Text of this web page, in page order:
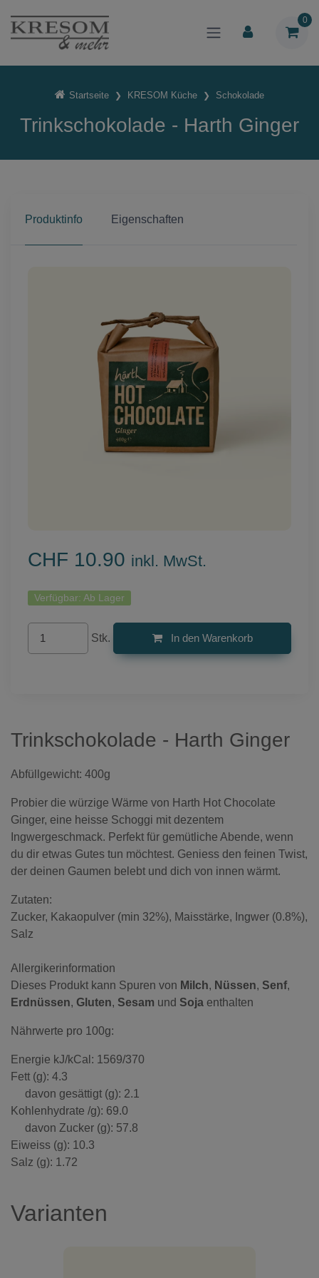
0
Startseite KRESOM Küche Schokolade
Trinkschokolade - Harth Ginger
Produktinfo Eigenschaften
CHF 10.90 inkl. MwSt.
Verfügbar: Ab Lager
Stk. In den Warenkorb
Trinkschokolade - Harth Ginger
Abfüllgewicht: 400g
Probier die würzige Wärme von Harth Hot Chocolate
Ginger, eine heisse Schoggi mit dezentem
Ingwergeschmack. Perfekt für gemütliche Abende, wenn
du dir etwas Gutes tun möchtest. Geniess den feinen Twist,
der deinen Gaumen belebt und dich von innen wärmt.
Zutaten:
Zucker, Kakaopulver (min 32%), Maisstärke, Ingwer (0.8%),
Salz
Allergikerinformation
Dieses Produkt kann Spuren von Milch, Nüssen, Senf,
Erdnüssen, Gluten, Sesam und Soja enthalten
Nährwerte pro 100g:
Energie kJ/kCal: 1569/370
Fett (g): 4.3
davon gesättigt (g): 2.1
Kohlenhydrate /g): 69.0
davon Zucker (g): 57.8
Eiweiss (g): 10.3
Salz (g): 1.72
Varianten